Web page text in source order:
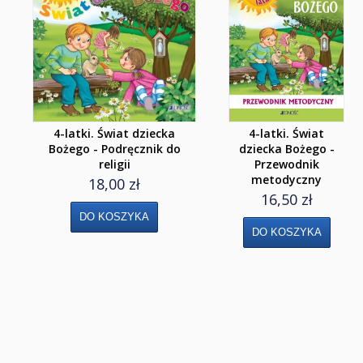
Klasa 7
Klasa 8
Liceum i Technikum
Klasa 1 liceum i technikum
Klasa 2 liceum i technikum
Klasa 3 liceum
Klasa 3/4 technikum
4-latki. Świat dziecka
Bożego - Podręcznik do
religii
18,00 zł
4-latki. Świat
dziecka Bożego -
Przewodnik
metodyczny
16,50 zł